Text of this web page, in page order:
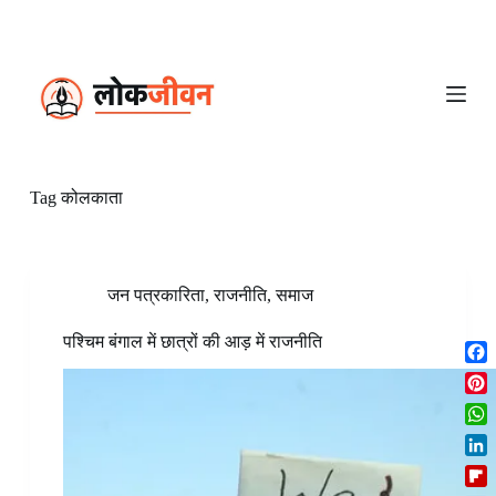
Tagकोलकाता
जन पत्रकारिता,राजनीति,समाज
पश्चिम बंगाल में छात्रों की आड़ में राजनीति
F
a
c
e
b
o
P
i
n
t
W
h
a
L
i